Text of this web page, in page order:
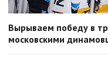
Вырываем победу в
московскими